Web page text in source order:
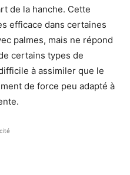
de la hanche. Cette
efficace dans certaines
palmes, mais ne répond
certains types de
à assimiler que le
de force peu adapté à